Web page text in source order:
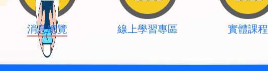
消息總覽 線上學習專區 實體課程